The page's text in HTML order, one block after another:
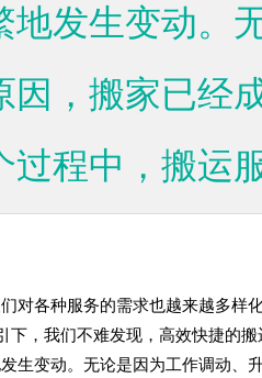
地发生变动。
因，搬家已经
过程中，搬运
对各种服务的需求也越来越多样
下，我们不难发现，高效快捷的
生变动。无论是因为工作调动、